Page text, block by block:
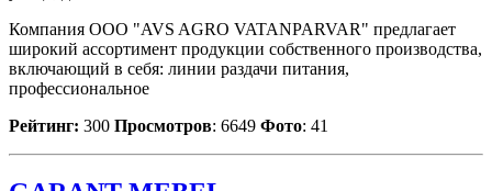
Компания ООО "AVS AGRO VATANPARVAR" предлагает
широкий ассортимент продукции собственного производства,
включающий в себя: линии раздачи питания,
профессиональное
Рейтинг: 300 Просмотров: 6649 Фото: 41